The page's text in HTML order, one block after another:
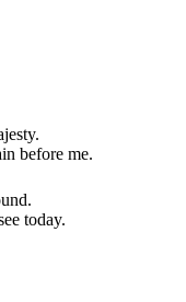
before me.
today.